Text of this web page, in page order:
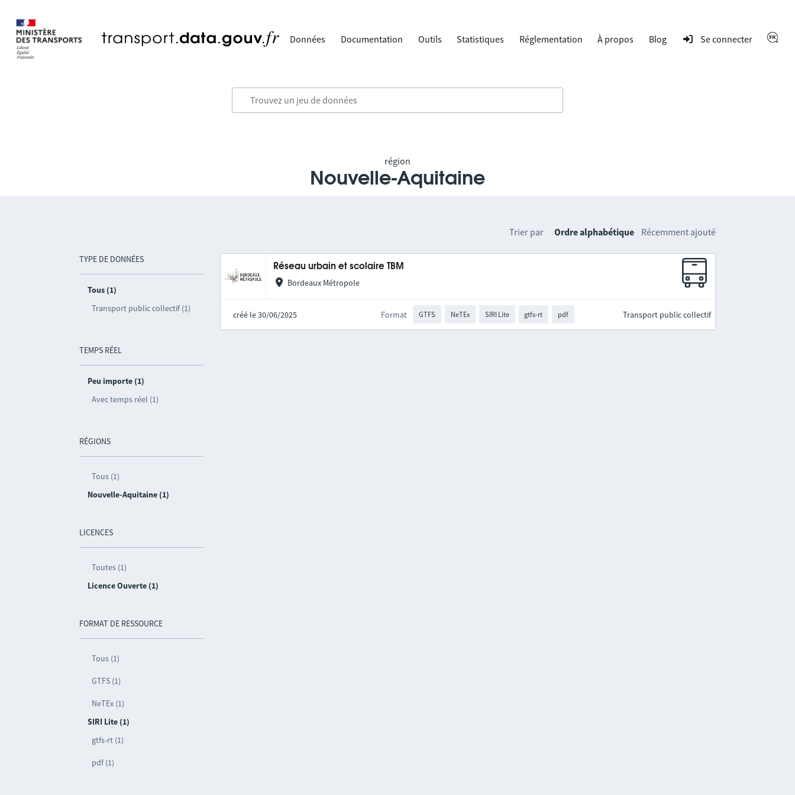
Données Documentation Outils Statistiques Réglementation À propos Blog Se connecter
région
Nouvelle-Aquitaine
TYPE DE DONNÉES
Tous (1)
Transport public collectif (1)
TEMPS RÉEL
Peu importe (1)
Avec temps réel (1)
RÉGIONS
Tous (1)
Nouvelle-Aquitaine (1)
LICENCES
Toutes (1)
Licence Ouverte (1)
FORMAT DE RESSOURCE
Tous (1)
GTFS (1)
NeTEx (1)
SIRI Lite (1)
gtfs-rt (1)
pdf (1)
Trier par Ordre alphabétique Récemment ajouté
Réseau urbain et scolaire TBM
Bordeaux Métropole
créé le 30/06/2025 Format GTFS NeTEx SIRI Lite gtfs-rt pdf Transport public collectif